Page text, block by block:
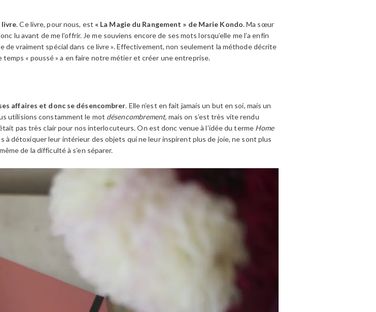
livre. Ce livre, pour nous, est « La Magie du Rangement » de Marie Kondo. Ma sœur
lu avant de me l’offrir. Je me souviens encore de ses mots lorsqu’elle me l’a enfin
de vraiment spécial dans ce livre ». Effectivement, non seulement la méthode décrite
« poussé » a en faire notre métier et créer une entreprise.
affaires et donc se désencombrer. Elle n’est en fait jamais un but en soi, mais un
utilisions constamment le mot désencombrement, mais on s’est très vite rendu
pas très clair pour nos interlocuteurs. On est donc venue à l’idée du terme Home
à détoxiquer leur intérieur des objets qui ne leur inspirent plus de joie, ne sont plus
de la difficulté à s’en séparer.